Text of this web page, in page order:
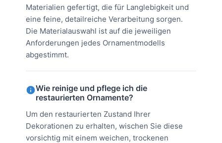
Materialien gefertigt, die für Langlebigkeit und
eine feine, detailreiche Verarbeitung sorgen.
Die Materialauswahl ist auf die jeweiligen
Anforderungen jedes Ornamentmodells
abgestimmt.
Wie reinige und pflege ich die
restaurierten Ornamente?
Um den restaurierten Zustand Ihrer
Dekorationen zu erhalten, wischen Sie diese
vorsichtig mit einem weichen, trockenen